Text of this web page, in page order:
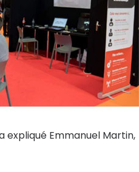
expliqué Emmanuel Martin,